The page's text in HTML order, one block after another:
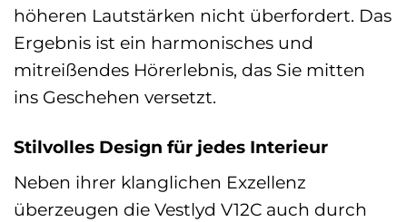
höheren Lautstärken nicht überfordert. Das
Ergebnis ist ein harmonisches und
mitreißendes Hörerlebnis, das Sie mitten
ins Geschehen versetzt.
Stilvolles Design für jedes Interieur
Neben ihrer klanglichen Exzellenz
überzeugen die Vestlyd V12C auch durch